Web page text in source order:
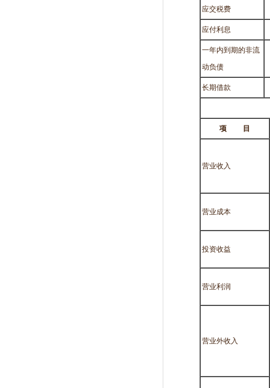
应交税费
应付利息
一年内到期的非流
动负债
长期借款
项 目
营业收入
营业成本
投资收益
营业利润
营业外收入